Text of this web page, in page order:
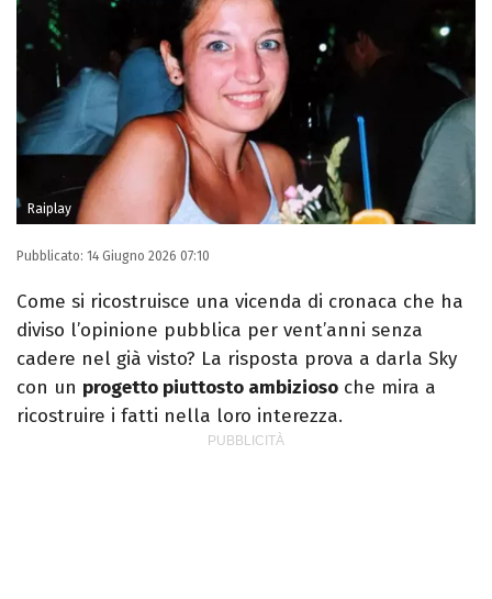
specializzo in Editoria e Giornalismo e
trasformo la passione per la scrittura in un
lavoro.
Raiplay
Pubblicato: 14 Giugno 2026 07:10
Come si ricostruisce una vicenda di cronaca che ha
diviso l’opinione pubblica per vent’anni senza
cadere nel già visto? La risposta prova a darla Sky
con un progetto piuttosto ambizioso che mira a
ricostruire i fatti nella loro interezza.